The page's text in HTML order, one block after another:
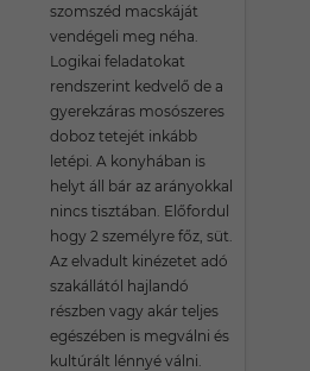
szomszéd macskáját
vendégeli meg néha.
Logikai feladatokat
rendszerint kedvelő de a
gyerekzáras mosószeres
doboz tetejét inkább
letépi. A konyhában is
helyt áll bár az arányokkal
nincs tisztában. Előfordul
hogy 2 személyre főz, süt.
Az elvadult kinézetet adó
szakállától hajlandó
részben vagy akár teljes
egészében is megválni és
kultúrált lénnyé válni.